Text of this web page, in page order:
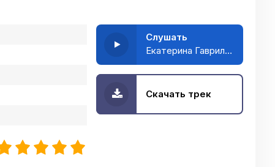
Слушать
Екатерина Гаврилюк - Круги на воде
Скачать трек